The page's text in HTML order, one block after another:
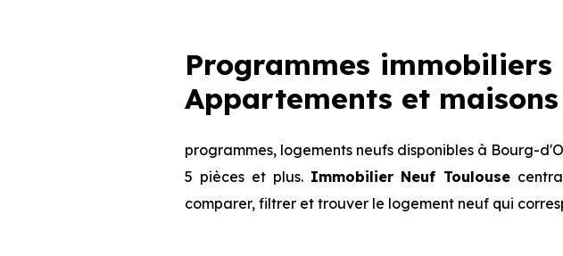
Programmes
Appartements et
programmes, logements neufs disponibles à Bourg-
5 pièces et plus. Immobilier Neuf Toulouse
comparer, filtrer et trouver le logement neuf qui